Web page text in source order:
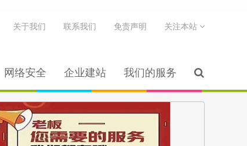
网络安全 企业建站 我们的服务
关于我们 联系我们 免责声明 关注本站